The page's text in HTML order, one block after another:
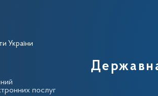
Державної
України
послуг